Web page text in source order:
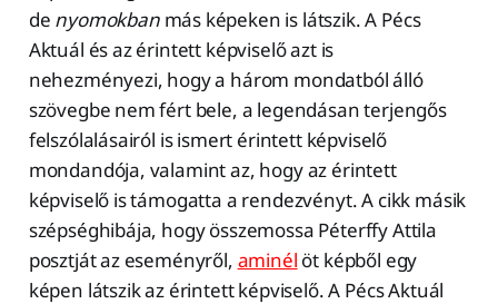
de nyomokbanmás képeken is látszik. A Pécs
Aktuál és az érintett képviselő azt is
nehezményezi, hogy a három mondatból álló
szövegbe nem fért bele, a legendásan terjengős
felszólalásairól is ismert érintett képviselő
mondandója, valamint az, hogy az érintett
képviselő is támogatta a rendezvényt. A cikk másik
szépséghibája, hogy összemossa Péterffy Attila
posztját az eseményről, aminél öt képből egy
képen látszik az érintett képviselő. A Pécs Aktuál